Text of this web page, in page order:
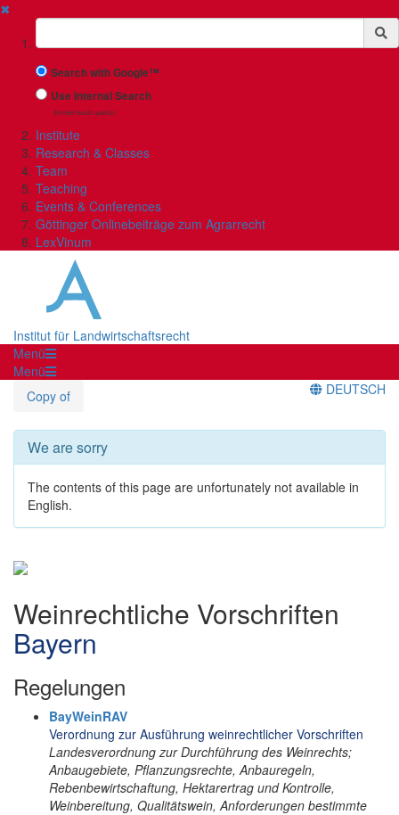
✖
Suchbegriff
Search with Google™
Use Internal Search
(limited result quality)
Institute
Research & Classes
Team
Teaching
Events & Conferences
Göttinger Onlinebeiträge zum Agrarrecht
LexVinum
Institut für Landwirtschaftsrecht
Menü
Menü
Copy of
DEUTSCH
We are sorry
The contents of this page are unfortunately not available in
English.
Weinrechtliche Vorschriften
Bayern
Regelungen
BayWeinRAV
Verordnung zur Ausführung weinrechtlicher Vorschriften
Landesverordnung zur Durchführung des Weinrechts;
Anbaugebiete, Pflanzungsrechte, Anbauregeln,
Rebenbewirtschaftung, Hektarertrag und Kontrolle,
Weinbereitung, Qualitätswein, Anforderungen bestimmte